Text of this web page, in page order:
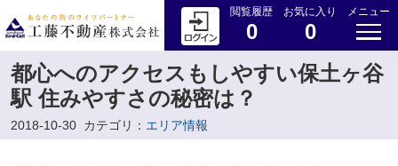
閲覧履歴
0
お気に入り
0
メニュー
都心へのアクセスもしやすい保土ヶ谷
駅 住みやすさの秘密は？
2018-10-30 カテゴリ： エリア情報